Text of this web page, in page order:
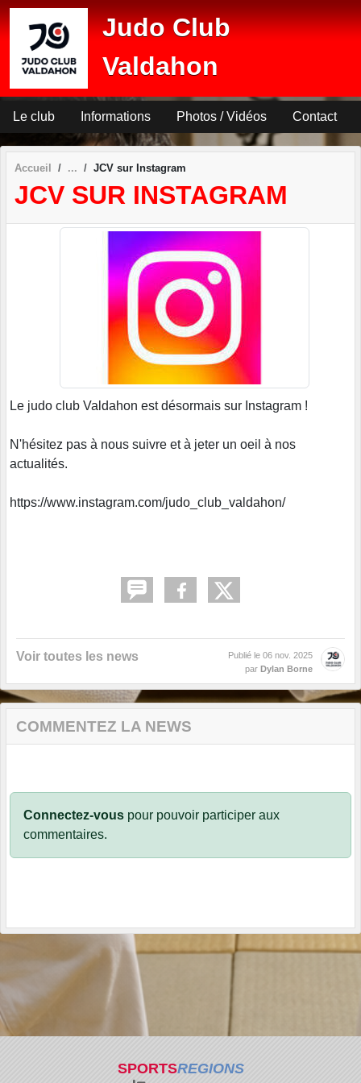
Judo Club
Valdahon
Le club Informations Photos / Vidéos Contact
Accueil JCV sur Instagram
JCV SUR INSTAGRAM
Le judo club Valdahon est désormais sur Instagram !
N'hésitez pas à nous suivre et à jeter un oeil à nos
actualités.
https://www.instagram.com/judo_club_valdahon/
Voir toutes les news Publié le 06 nov. 2025
par Dylan Borne
COMMENTEZ LA NEWS
Connectez-vous pour pouvoir participer aux
commentaires.
SPORTSREGIONS
Panneau de gestion des cookies